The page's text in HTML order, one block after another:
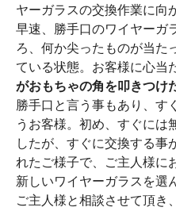
ヤーガラスの交換作業に向
早速、勝手口のワイヤーガ
ろ、何か尖ったものが当た
ている状態。お客様に心当
がおもちゃの角を叩きつけ
勝手口と言う事もあり、す
うお客様。初め、すぐには
したが、すぐに交換する事
れたご様子で、ご主人様に
新しいワイヤーガラスを選
ご主人様と相談させて頂き